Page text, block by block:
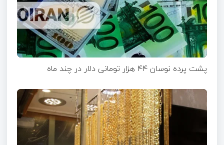
پشت پرده نوسان ۴۴ هزار تومانی دلار در چند ماه